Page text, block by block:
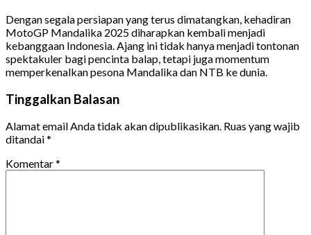
Dengan segala persiapan yang terus dimatangkan, kehadiran
MotoGP Mandalika 2025 diharapkan kembali menjadi
kebanggaan Indonesia. Ajang ini tidak hanya menjadi tontonan
spektakuler bagi pencinta balap, tetapi juga momentum
memperkenalkan pesona Mandalika dan NTB ke dunia.
Tinggalkan Balasan
Alamat email Anda tidak akan dipublikasikan. Ruas yang wajib
ditandai*
Komentar*